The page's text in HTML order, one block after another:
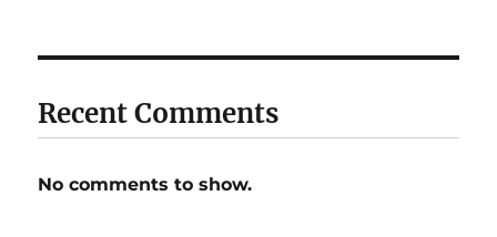
Recent Comments
No comments to show.